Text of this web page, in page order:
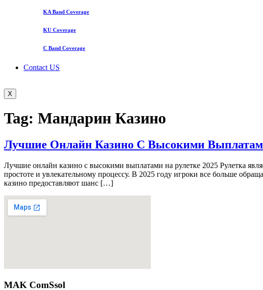
KA Band Coverage
KU Coverage
C Band Coverage
Contact US
X
Tag: Мандарин Казино
Лучшие Онлайн Казино С Высокими
Лучшие онлайн казино с высокими выплатами на рулетке 2025 Рулетка
простоте и увлекательному процессу. В 2025 году игроки все больше
казино предоставляют шанс […]
MAK ComSsol